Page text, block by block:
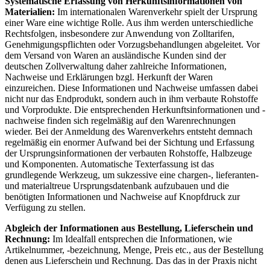
Materialien: Im internationalen Warenverkehr spielt der Ursprung
einer Ware eine wichtige Rolle. Aus ihm werden unterschiedliche
Rechtsfolgen, insbesondere zur Anwendung von Zolltarifen,
Genehmigungspflichten oder Vorzugsbehandlungen abgeleitet. Vor
dem Versand von Waren an ausländische Kunden sind der
deutschen Zollverwaltung daher zahlreiche Informationen,
Nachweise und Erklärungen bzgl. Herkunft der Waren
einzureichen. Diese Informationen und Nachweise umfassen dabei
nicht nur das Endprodukt, sondern auch in ihm verbaute Rohstoffe
und Vorprodukte. Die entsprechenden Herkunftsinformationen und -
nachweise finden sich regelmäßig auf den Warenrechnungen
wieder. Bei der Anmeldung des Warenverkehrs entsteht demnach
regelmäßig ein enormer Aufwand bei der Sichtung und Erfassung
der Ursprungsinformationen der verbauten Rohstoffe, Halbzeuge
und Komponenten. Automatische Texterfassung ist das
grundlegende Werkzeug, um sukzessive eine chargen-, lieferanten-
und materialtreue Ursprungsdatenbank aufzubauen und die
benötigten Informationen und Nachweise auf Knopfdruck zur
Verfügung zu stellen.
Abgleich der Informationen aus Bestellung, Lieferschein und
Rechnung: Im Idealfall entsprechen die Informationen, wie
Artikelnummer, -bezeichnung, Menge, Preis etc., aus der Bestellung
denen aus Lieferschein und Rechnung. Das das in der Praxis nicht